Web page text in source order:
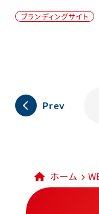
ブランディングサイト
Prev
ホーム